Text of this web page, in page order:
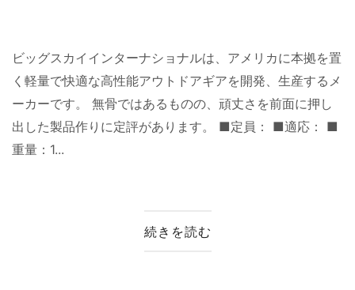
ビッグスカイインターナショナルは、アメリカに本拠を置
く軽量で快適な高性能アウトドアギアを開発、生産するメ
ーカーです。 無骨ではあるものの、頑丈さを前面に押し
出した製品作りに定評があります。 ■定員： ■適応： ■
重量：1...
続きを読む